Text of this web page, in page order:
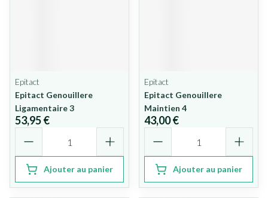
Epitact
Epitact Genouillere
Ligamentaire 3
53,95 €
Ajouter au panier
Epitact
Epitact Genouillere
Maintien 4
43,00 €
Ajouter au panier